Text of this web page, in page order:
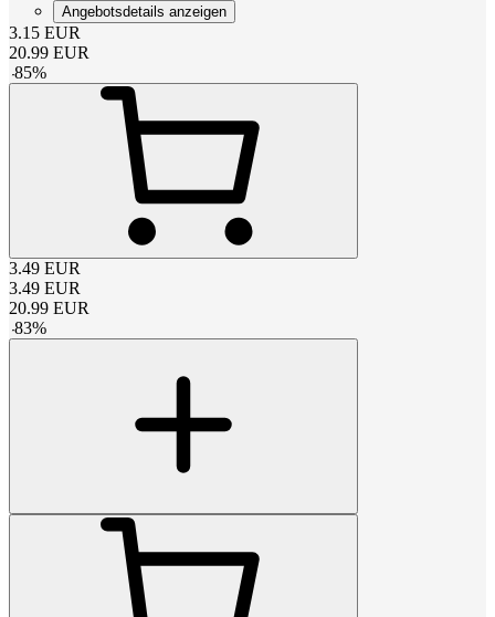
Angebotsdetails anzeigen
3.15 EUR
20.99 EUR
-85%
3.49 EUR
3.49 EUR
20.99 EUR
-83%